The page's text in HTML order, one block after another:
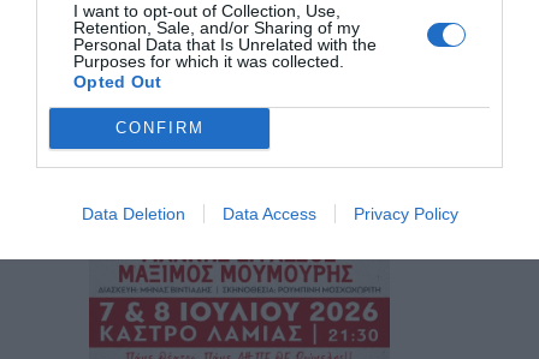
I want to opt-out of Collection, Use,
Retention, Sale, and/or Sharing of my
Personal Data that Is Unrelated with the
Purposes for which it was collected.
Opted Out
CONFIRM
Data Deletion Data Access Privacy Policy